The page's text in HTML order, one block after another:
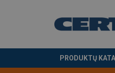
PRODUKTŲ
Produktas buvo